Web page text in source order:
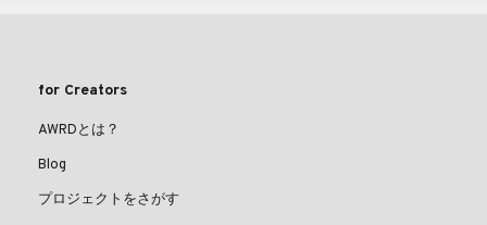
for Creators
AWRDとは？
Blog
プロジェクトをさがす